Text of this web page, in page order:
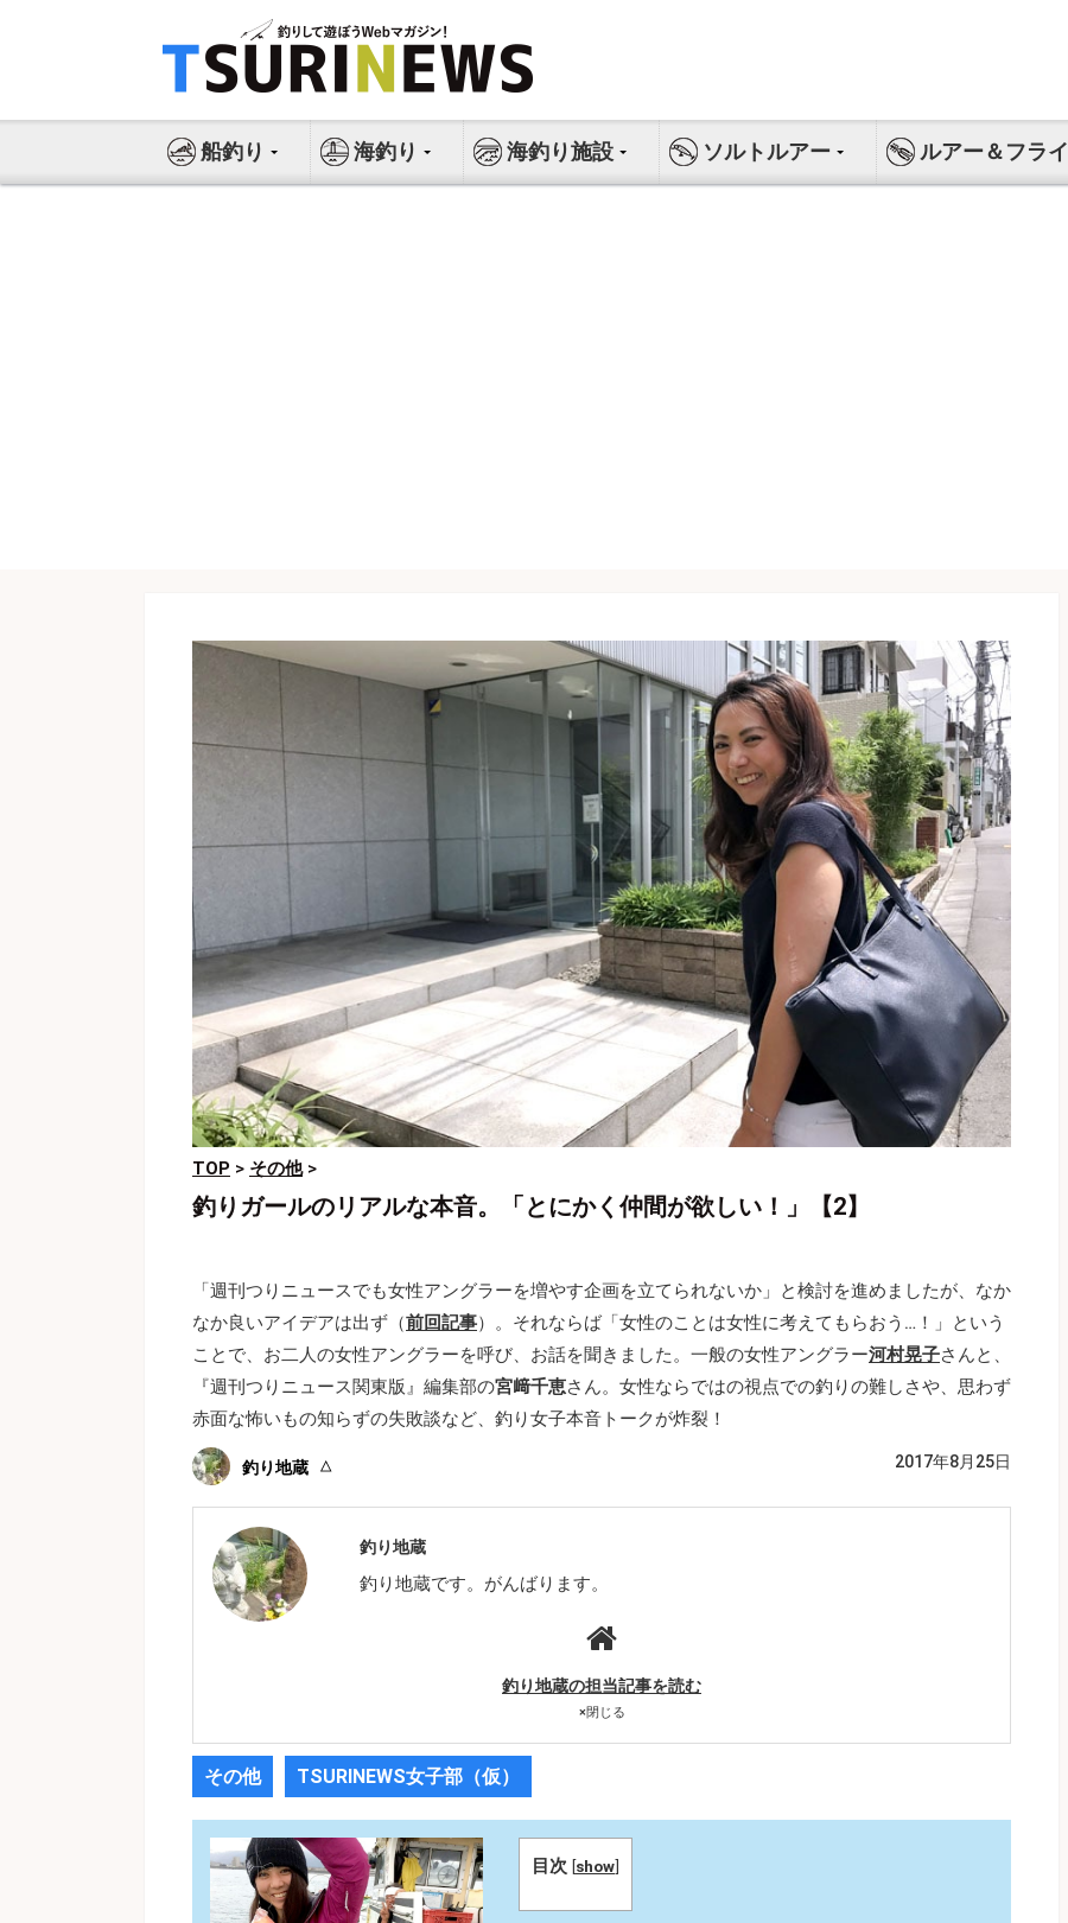
ス
船釣り 海釣り 海釣り施設 ソルトルアー ルアー＆フライ
TOP > その他>
釣りガールのリアルな本音。「とにかく仲間が欲しい！」【2】
「週刊つりニュースでも女性アングラーを増やす企画を立てられないか」と検討を進めましたが、なか
なか良いアイデアは出ず（前回記事）。それならば「女性のことは女性に考えてもらおう…！」という
ことで、お二人の女性アングラーを呼び、お話を聞きました。一般の女性アングラー河村晃子さんと、
『週刊つりニュース関東版』編集部の宮﨑千恵さん。女性ならではの視点での釣りの難しさや、思わず
赤面な怖いもの知らずの失敗談など、釣り女子本音トークが炸裂！
釣り地蔵 2017年8月25日
釣り地蔵
釣り地蔵です。がんばります。
釣り地蔵の担当記事を読む
×閉じる
その他 TSURINEWS女子部（仮）
目次 [show]